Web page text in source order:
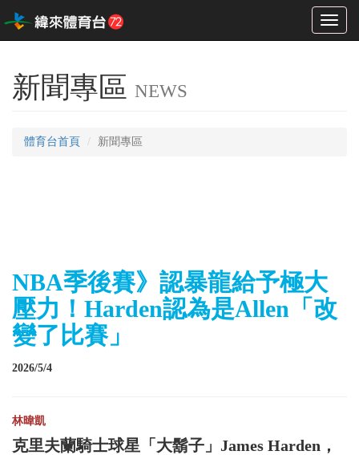
Toggle
新聞專區 NEWS
體育台首頁 新聞專區
NBA季後賽》認暴龍給予極大
壓力！Harden認為是Allen「改
變了比賽」
2026/5/4
林暐凱
克里夫蘭騎士球星「大鬍子」James Harden，